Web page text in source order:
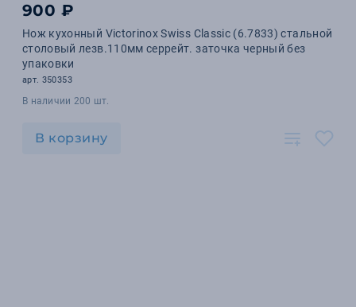
900 ₽
Нож кухонный Victorinox Swiss Classic (6.7833) стальной
столовый лезв.110мм серрейт. заточка черный без
упаковки
арт. 350353
В наличии 200 шт.
В корзину